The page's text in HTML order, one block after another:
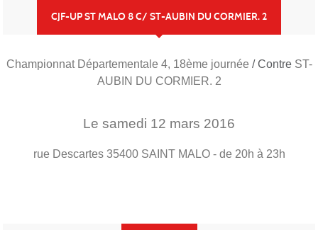
CJF-UP ST MALO 8 C/ ST-AUBIN DU CORMIER. 2
Championnat Départementale 4, 18ème journée / Contre ST-
AUBIN DU CORMIER. 2
Le samedi 12 mars 2016
rue Descartes 35400 SAINT MALO - de 20h à 23h